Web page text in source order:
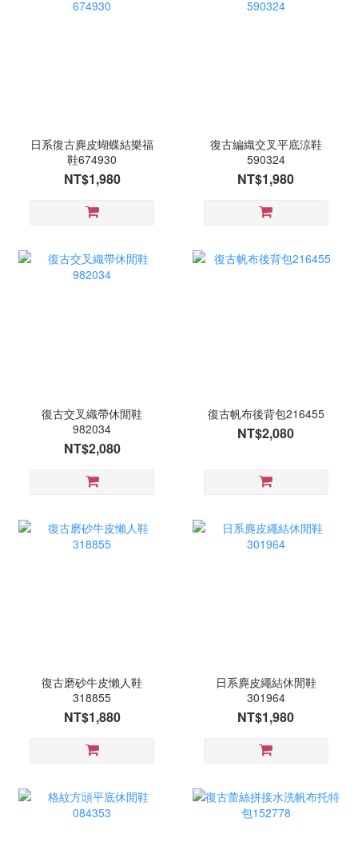
日系復古麂皮蝴蝶結樂福
鞋674930
NT$1,980
復古編織交叉平底涼鞋
590324
NT$1,980
復古交叉織帶休閒鞋
982034
NT$2,080
復古帆布後背包216455
NT$2,080
復古磨砂牛皮懶人鞋
318855
NT$1,880
日系麂皮繩結休閒鞋
301964
NT$1,980